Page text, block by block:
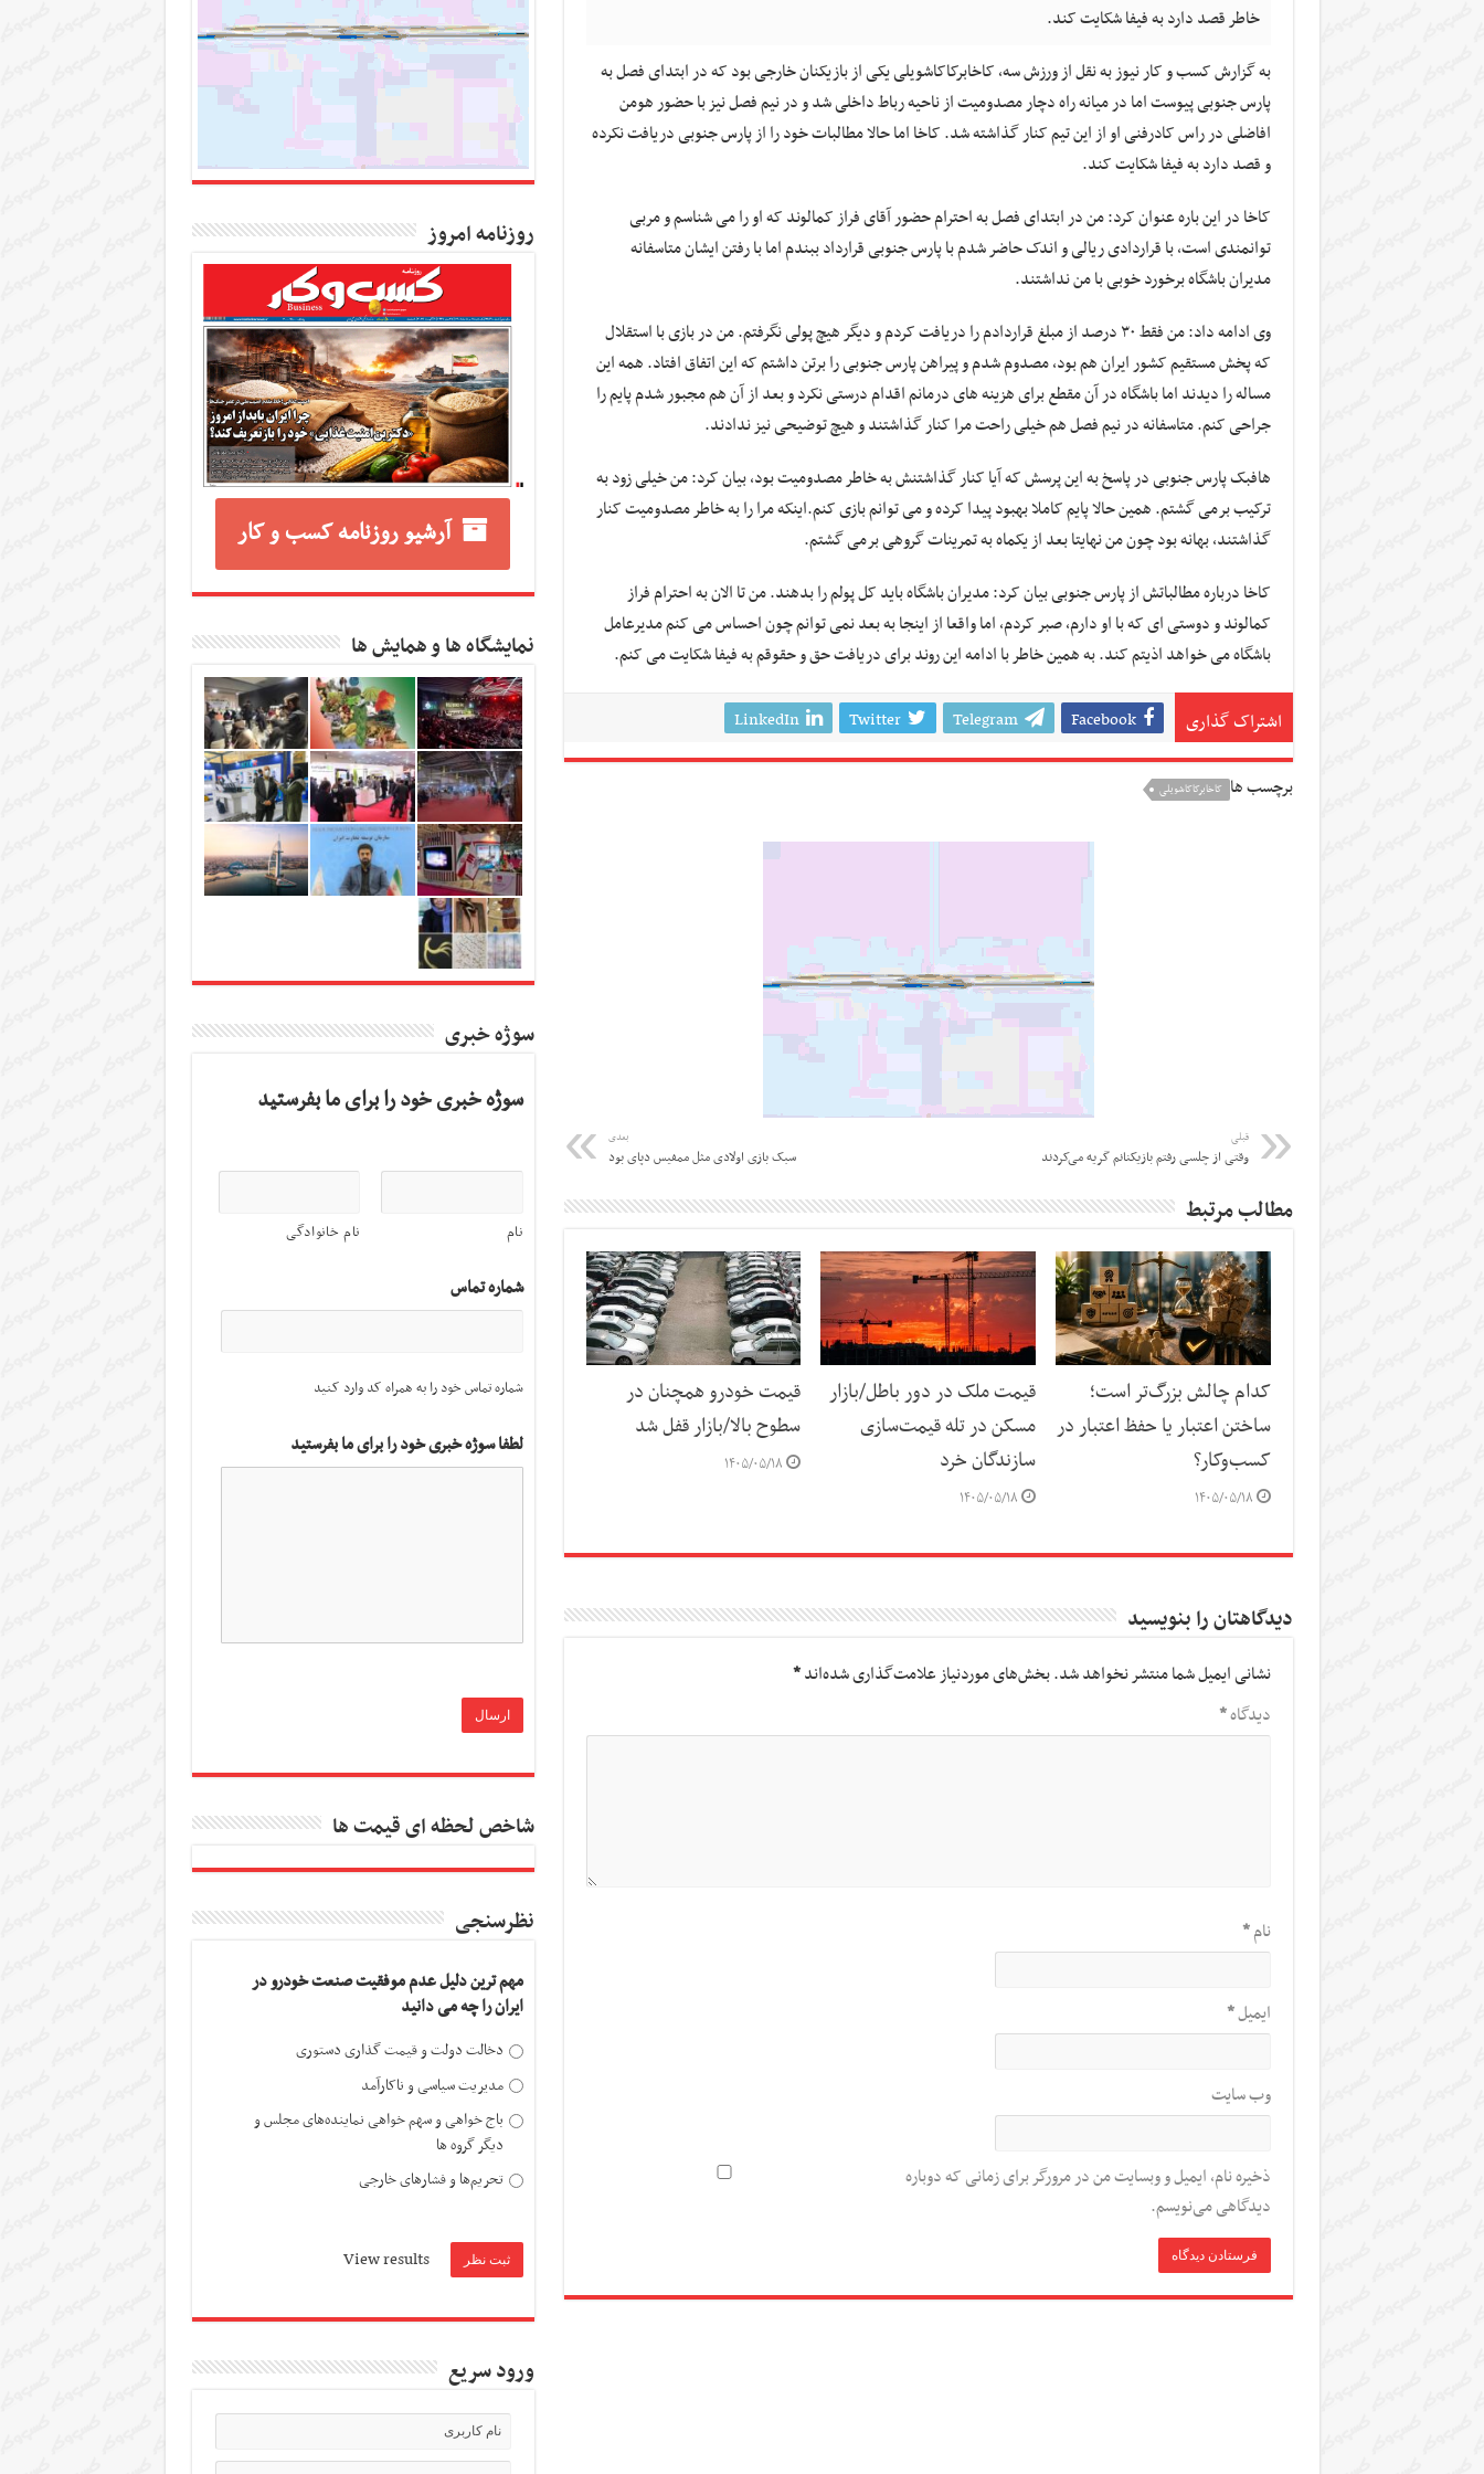
خاطر قصد دارد به فیفا شکایت کند.
به گزارش کسب و کار نیوز به نقل از ورزش سه, کاخابرکاکاشویلی یکی از بازیکنان خارجی بود که در ابتدای فصل به
پارس جنوبی پیوست اما در میانه راه دچار مصدومیت از ناحیه رباط داخلی شد و در نیم فصل نیز با حضور هومن
افاضلی در راس کادرفنی او از این تیم کنار گذاشته شد. کاخا اما حالا مطالبات خود را از پارس جنوبی دریافت نکرده
و قصد دارد به فیفا شکایت کند.
کاخا در این باره عنوان کرد: من در ابتدای فصل به احترام حضور آقای فراز کمالوند که او را می شناسم و مربی
توانمندی است، با قراردادی ریالی و اندک حاضر شدم با پارس جنوبی قرارداد ببندم اما با رفتن ایشان متاسفانه
مدیران باشگاه برخورد خوبی با من نداشتند.
وی ادامه داد: من فقط ۳۰ درصد از مبلغ قراردادم را دریافت کردم و دیگر هیچ پولی نگرفتم. من در بازی با استقلال
که پخش مستقیم کشور ایران هم بود، مصدوم شدم و پیراهن پارس جنوبی را برتن داشتم که این اتفاق افتاد. همه این
مساله را دیدند اما باشگاه در آن مقطع برای هزینه های درمانم اقدام درستی نکرد و بعد از آن هم مجبور شدم پایم را
جراحی کنم. متاسفانه در نیم فصل هم خیلی راحت مرا کنار گذاشتند و هیچ توضیحی نیز ندادند.
هافبک پارس جنوبی در پاسخ به این پرسش که آیا کنار گذاشتنش به خاطر مصدومیت بود، بیان کرد: من خیلی زود به
ترکیب برمی گشتم. همین حالا پایم کاملا بهبود پیدا کرده و می توانم بازی کنم.اینکه مرا را به خاطر مصدومیت کنار
گذاشتند، بهانه بود چون من نهایتا بعد از یکماه به تمرینات گروهی برمی گشتم.
کاخا درباره مطالباتش از پارس جنوبی بیان کرد: مدیران باشگاه باید کل پولم را بدهند. من تا الان به احترام فراز
کمالوند و دوستی ای که با او دارم، صبر کردم، اما واقعا از اینجا به بعد نمی توانم چون احساس می کنم مدیرعامل
باشگاه می خواهد اذیتم کند. به همین خاطر با ادامه این روند برای دریافت حق و حقوقم به فیفا شکایت می کنم.
اشتراک گذاری Facebook
Telegram
Twitter
LinkedIn
برچسب ها کاخابرکاکاشویلی
قبلی
وقتی از چلسی رفتم بازیکنانم گریه می‌کردند
بعدی
سبک بازی اولادی مثل ممفیس دپای بود
مطالب مرتبط
کدام چالش بزرگ‌تر است؛
ساختن اعتبار یا حفظ اعتبار در
کسب‌وکار؟
۱۴۰۵/۰۵/۱۸
قیمت ملک در دور باطل/بازار
مسکن در تله قیمت‌سازی
سازندگان خرد
۱۴۰۵/۰۵/۱۸
قیمت خودرو همچنان در
سطوح بالا/بازار قفل شد
۱۴۰۵/۰۵/۱۸
دیدگاهتان را بنویسید
نشانی ایمیل شما منتشر نخواهد شد.بخش‌های موردنیاز علامت‌گذاری شده‌اند*
دیدگاه*
نام*
ایمیل*
وب‌ سایت
ذخیره نام، ایمیل و وبسایت من در مرورگر برای زمانی که دوباره
دیدگاهی می‌نویسم.
روزنامه امروز
آرشیو روزنامه کسب و کار
نمایشگاه ها و همایش ها
سوژه خبری
سوژه خبری خود را برای ما بفرستید
نام نام خانوادگی
شماره تماس
شماره تماس خود را به همراه کد وارد کنید
لطفا سوژه خبری خود را برای ما بفرستید
شاخص لحظه ای قیمت ها
نظرسنجی
مهم ترین دلیل عدم موفقیت صنعت خودرو در
ایران را چه می دانید
دخالت دولت و قیمت گذاری دستوری
مدیریت سیاسی و ناکارآمد
باج خواهی و سهم خواهی نماینده‌های مجلس و
دیگر گروه ها
تحریم‌ها و فشارهای خارجی
View results
ورود سریع